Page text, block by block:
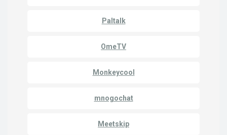
Paltalk
OmeTV
Monkeycool
mnogochat
Meetskip